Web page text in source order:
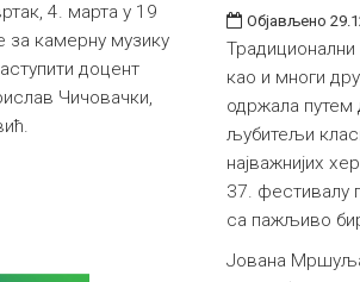
4. марта у 19
за камерну музику
доцент
Чичовачки,
Објављено
као и многи
одржала путем
љубитељи
најважнијих
37. фестивалу
са пажљиво
Јована